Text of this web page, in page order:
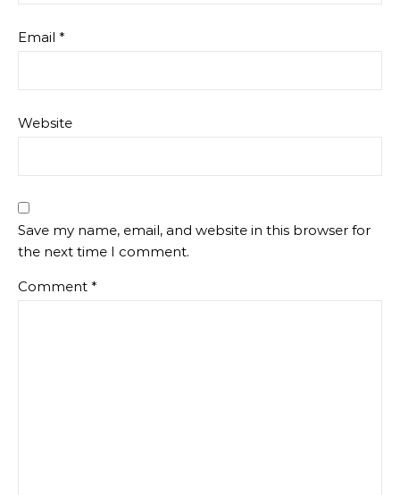
Email *
Website
Save my name, email, and website in this browser for
the next time I comment.
Comment *